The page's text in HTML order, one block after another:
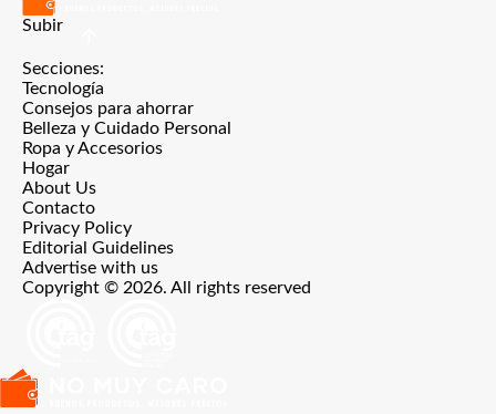
Subir
Secciones:
Tecnología
Consejos para ahorrar
Belleza y Cuidado Personal
Ropa y Accesorios
Hogar
About Us
Contacto
Privacy Policy
Editorial Guidelines
Advertise with us
Copyright © 2026. All rights reserved